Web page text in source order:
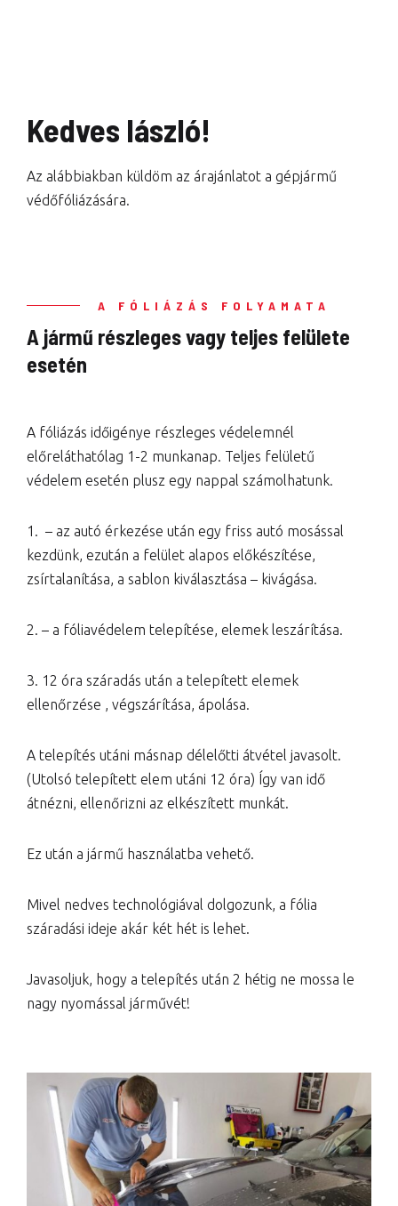
Kedves lászló!
Az alábbiakban küldöm az árajánlatot a gépjármű
védőfóliázására.
A FÓLIÁZÁS FOLYAMATA
A jármű részleges vagy teljes felülete
esetén
A fóliázás időigénye részleges védelemnél
előreláthatólag 1-2 munkanap. Teljes felületű
védelem esetén plusz egy nappal számolhatunk.
1. – az autó érkezése után egy friss autó mosással
kezdünk, ezután a felület alapos előkészítése,
zsírtalanítása, a sablon kiválasztása – kivágása.
2. – a fóliavédelem telepítése, elemek leszárítása.
3. 12 óra száradás után a telepített elemek
ellenőrzése , végszárítása, ápolása.
A telepítés utáni másnap délelőtti átvétel javasolt.
(Utolsó telepített elem utáni 12 óra) Így van idő
átnézni, ellenőrizni az elkészített munkát.
Ez után a jármű használatba vehető.
Mivel nedves technológiával dolgozunk, a fólia
száradási ideje akár két hét is lehet.
Javasoljuk, hogy a telepítés után 2 hétig ne mossa le
nagy nyomással járművét!